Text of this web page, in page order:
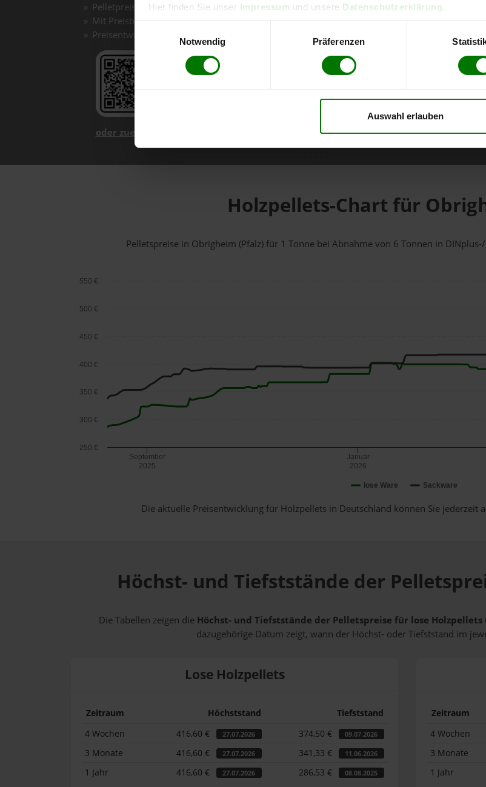
Hier finden Sie unser Impressum und unsere Datenschutzerklärung
Notwendig
Präferenzen
Auswahl erlauben
Pelletpreise mit einem Klick vergleichen und direkt online bestellen
Mit Preisbenachrichtigungen immer auf dem aktuellen Stand
Preisentwicklungen im Chart einfach nachverfolgen
oder zuerst mehr über unsere App erfahren
Holzpellets-Chart für
Pelletspreise in Obrigheim (Pfalz) für 1 Tonne bei Abnahmevon 6 Tonnen in
lose Ware Sackware
September
2025
Januar
2026
250 €
300 €
350 €
400 €
450 €
500 €
550 €
Die aktuelle Preisentwicklung für Holzpellets in Deutschland können Sie jederzeit
Höchst- und Tiefststände der
Die Tabellen zeigen die Höchst- und Tiefststände der Pelletspreise für lose
dazugehörige Datum zeigt, wann der Höchst- oder Tiefststand im
Lose Holzpellets
Zeitraum Höchststand
Tiefststand
4 Wochen
416,60 € 27.07.2026 374,50 € 09.07.2026
3 Monate 416,60 € 27.07.2026 341,33 € 11.06.2026
1 Jahr 416,60 € 27.07.2026 286,53 € 08.08.2025
Zeitraum
4 Wochen
3 Monate
1 Jahr